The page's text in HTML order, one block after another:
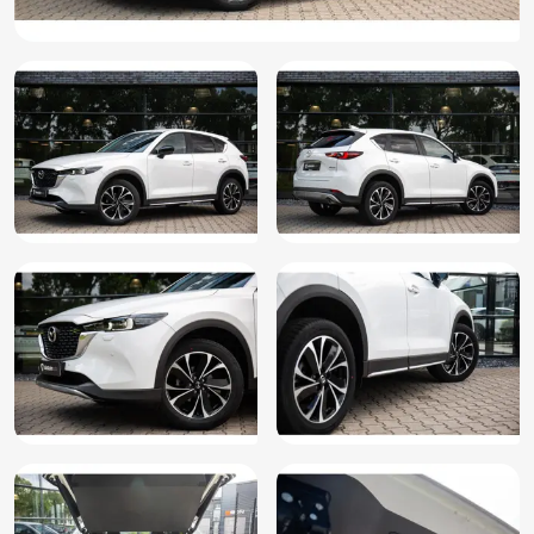
Grootlichtassistent
Hill hold functie
ISOFIX
Keyless entry
Keyless start
Koplampen adaptief
Lane assist
LED achterlichten
LED dagrijverlichting
Lederen stuurwiel en versnellingspook
LED koplampen
Lichtmetalen velgen
Multimedia-voorbereiding